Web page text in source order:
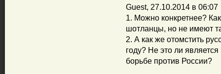
Guest, 27.10.2014 в 06:07
1. Можно конкретнее?
шотланцы, но не имеют
2. А как же отомстить
году? Не это ли
борьбе против России?